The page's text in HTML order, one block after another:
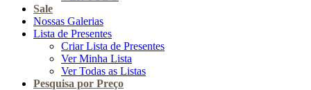
Sale
Nossas Galerias
Lista de Presentes
Criar Lista de Presentes
Ver Minha Lista
Ver Todas as Listas
Pesquisa por Preço